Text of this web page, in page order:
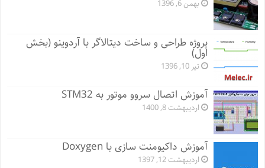
بهمن 6, 1396
پروژه طراحی و ساخت دیتالاگر با آردوینو (بخش
اول)
تیر 10, 1396
آموزش اتصال سروو موتور به STM32
اردیبهشت 8, 1400
آموزش داکیومنت سازی با Doxygen
اردیبهشت 12, 1397